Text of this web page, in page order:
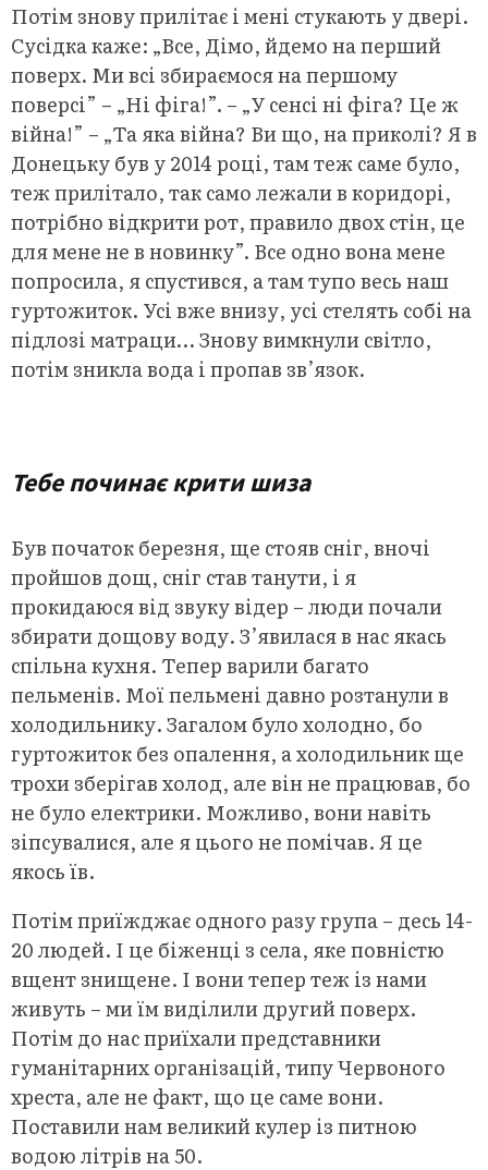
Потім знову прилітає і мені стукають у двері.
Сусідка каже: „Все, Дімо, йдемо на перший
поверх. Ми всі збираємося на першому
поверсі” – „Ні фіга!”. – „У сенсі ні фіга? Це ж
війна!” – „Та яка війна? Ви що, на приколі? Я в
Донецьку був у 2014 році, там теж саме було,
теж прилітало, так само лежали в коридорі,
потрібно відкрити рот, правило двох стін, це
для мене не в новинку”. Все одно вона мене
попросила, я спустився, а там тупо весь наш
гуртожиток. Усі вже внизу, усі стелять собі на
підлозі матраци… Знову вимкнули світло,
потім зникла вода і пропав зв’язок.
Тебе починає крити шиза
Був початок березня, ще стояв сніг, вночі
пройшов дощ, сніг став танути, і я
прокидаюся від звуку відер – люди почали
збирати дощову воду. З’явилася в нас якась
спільна кухня. Тепер варили багато
пельменів. Мої пельмені давно розтанули в
холодильнику. Загалом було холодно, бо
гуртожиток без опалення, а холодильник ще
трохи зберігав холод, але він не працював, бо
не було електрики. Можливо, вони навіть
зіпсувалися, але я цього не помічав. Я це
якось їв.
Потім приїжджає одного разу група – десь 14-
20 людей. І це біженці з села, яке повністю
вщент знищене. І вони тепер теж із нами
живуть – ми їм виділили другий поверх.
Потім до нас приїхали представники
гуманітарних організацій, типу Червоного
хреста, але не факт, що це саме вони.
Поставили нам великий кулер із питною
водою літрів на 50.